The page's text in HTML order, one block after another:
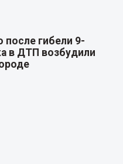
после гибели 9-
в ДТП возбудили